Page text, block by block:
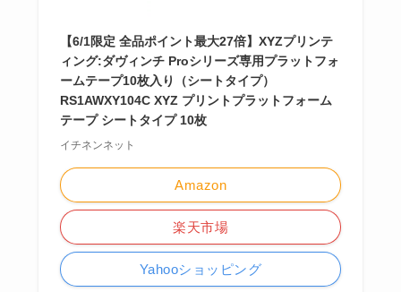
【6/1限定 全品ポイント最大27倍】XYZプリンテ
ィング:ダヴィンチ Proシリーズ専用プラットフォ
ームテープ10枚入り（シートタイプ）
RS1AWXY104C XYZ プリントプラットフォーム
テープ シートタイプ 10枚
イチネンネット
Amazon
楽天市場
Yahooショッピング